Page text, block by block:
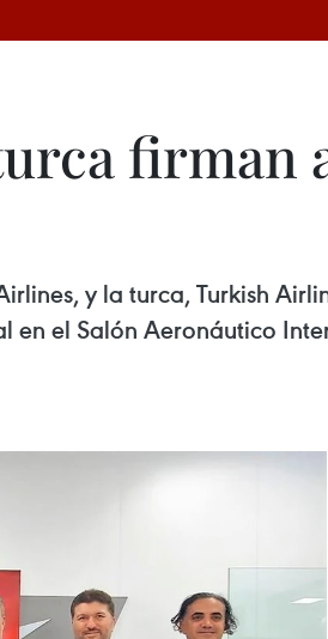
firman
y la turca, Turkish
el Salón Aeronáutico